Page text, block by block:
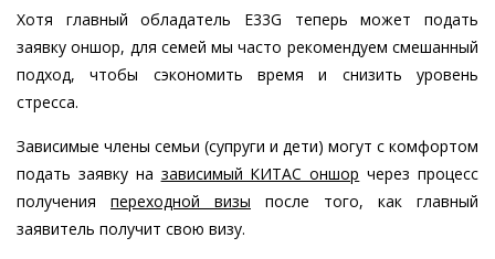
Хотя главный обладатель E33G теперь может подать
заявку оншор, для семей мы часто рекомендуем смешанный
подход, чтобы сэкономить время и снизить уровень
стресса.
Зависимые члены семьи (супруги и дети) могут с комфортом
подать заявку на зависимый КИТАС оншор через процесс
получения переходной визы после того, как главный
заявитель получит свою визу.